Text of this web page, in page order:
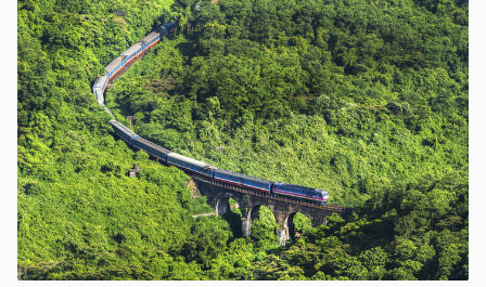
dont on dispose, mais aussi du rythme de voyage et des
attentes de chacun. Hanoï est dense, vivante, parfois
déconcertante au premier abord. Cet article propose une
réponse claire et concrète à cette question, en montrant
combien de jours sont adaptés selon les différents profils
de voyageurs, avec des itinéraires précis, jour après jour.